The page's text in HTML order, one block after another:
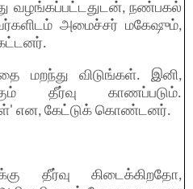
வழங்கப்பட்டதுடன், நண்பகல்
அமைச்சர் மகேஷும்,
மறந்து விடுங்கள். இனி,
தீர்வு காணப்படும்.
என, கேட்டுக் கொண்டனர்.
தீர்வு கிடைக்கிறதோ,